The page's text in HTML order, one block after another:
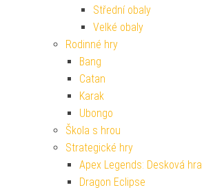
Střední obaly
Velké obaly
Rodinné hry
Bang
Catan
Karak
Ubongo
Škola s hrou
Strategické hry
Apex Legends: Desková hra
Dragon Eclipse